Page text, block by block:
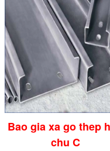
Bao gia xa go thep
chu C